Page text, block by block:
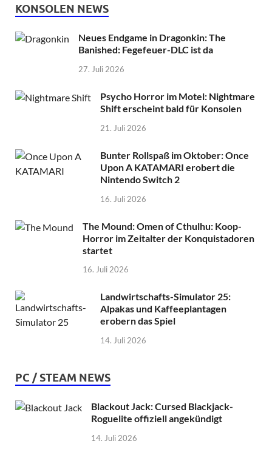
KONSOLEN NEWS
Neues Endgame in Dragonkin: The
Banished: Fegefeuer-DLC ist da
27. Juli 2026
Psycho Horror im Motel: Nightmare
Shift erscheint bald für Konsolen
21. Juli 2026
Bunter Rollspaß im Oktober: Once
Upon A KATAMARI erobert die
Nintendo Switch 2
16. Juli 2026
The Mound: Omen of Cthulhu: Koop-
Horror im Zeitalter der Konquistadoren
startet
16. Juli 2026
Landwirtschafts-Simulator 25:
Alpakas und Kaffeeplantagen
erobern das Spiel
14. Juli 2026
PC / STEAM NEWS
Blackout Jack: Cursed Blackjack-
Roguelite offiziell angekündigt
14. Juli 2026